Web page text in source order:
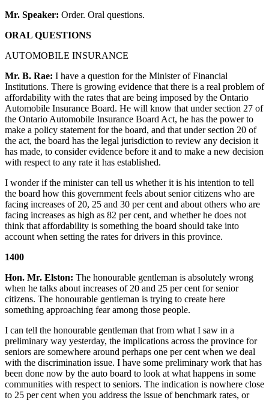
Mr. Speaker: Order. Oral questions.
ORAL QUESTIONS
AUTOMOBILE INSURANCE
Mr. B. Rae: I have a question for the Minister of Financial
Institutions. There is growing evidence that there is a real problem of
affordability with the rates that are being imposed by the Ontario
Automobile Insurance Board. He will know that under section 27 of
the Ontario Automobile Insurance Board Act, he has the power to
make a policy statement for the board, and that under section 20 of
the act, the board has the legal jurisdiction to review any decision it
has made, to consider evidence before it and to make a new decision
with respect to any rate it has established.
I wonder if the minister can tell us whether it is his intention to tell
the board how this government feels about senior citizens who are
facing increases of 20, 25 and 30 per cent and about others who are
facing increases as high as 82 per cent, and whether he does not
think that affordability is something the board should take into
account when setting the rates for drivers in this province.
1400
Hon. Mr. Elston: The honourable gentleman is absolutely wrong
when he talks about increases of 20 and 25 per cent for senior
citizens. The honourable gentleman is trying to create here
something approaching fear among those people.
I can tell the honourable gentleman that from what I saw in a
preliminary way yesterday, the implications across the province for
seniors are somewhere around perhaps one per cent when we deal
with the discrimination issue. I have some preliminary work that has
been done now by the auto board to look at what happens in some
communities with respect to seniors. The indication is nowhere close
to 25 per cent when you address the issue of benchmark rates, or